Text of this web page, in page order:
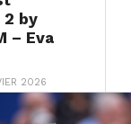
2 by
– Eva
2026